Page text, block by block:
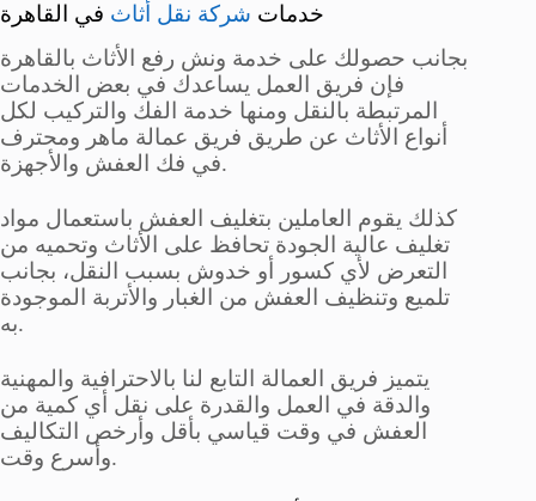
خدمات شركة نقل أثاث في القاهرة
بجانب حصولك على خدمة ونش رفع الأثاث بالقاهرة
فإن فريق العمل يساعدك في بعض الخدمات
المرتبطة بالنقل ومنها خدمة الفك والتركيب لكل
أنواع الأثاث عن طريق فريق عمالة ماهر ومحترف
في فك العفش والأجهزة.
كذلك يقوم العاملين بتغليف العفش باستعمال مواد
تغليف عالية الجودة تحافظ على الأثاث وتحميه من
التعرض لأي كسور أو خدوش بسبب النقل، بجانب
تلميع وتنظيف العفش من الغبار والأتربة الموجودة
به.
يتميز فريق العمالة التابع لنا بالاحترافية والمهنية
والدقة في العمل والقدرة على نقل أي كمية من
العفش في وقت قياسي بأقل وأرخص التكاليف
وأسرع وقت.